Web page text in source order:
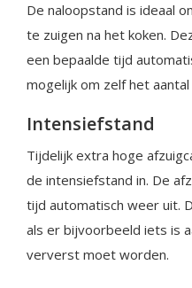
De naloopstand is ideaal
te zuigen na het koken.
een bepaalde tijd
mogelijk om zelf het
Intensiefstand
Tijdelijk extra hoge
de intensiefstand in. De
tijd automatisch weer uit.
als er bijvoorbeeld iets is
ververst moet worden.